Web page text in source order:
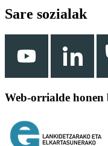
Sare sozialak
Web-orrialde honen